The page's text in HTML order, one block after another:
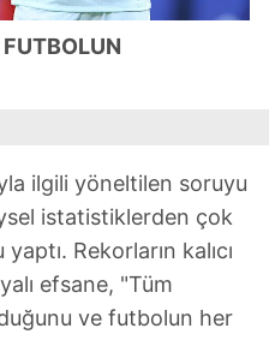
ilgili yöneltilen soruyu
istatistiklerden çok
Rekorların kalıcı
efsane, "Tüm
ve futbolun her